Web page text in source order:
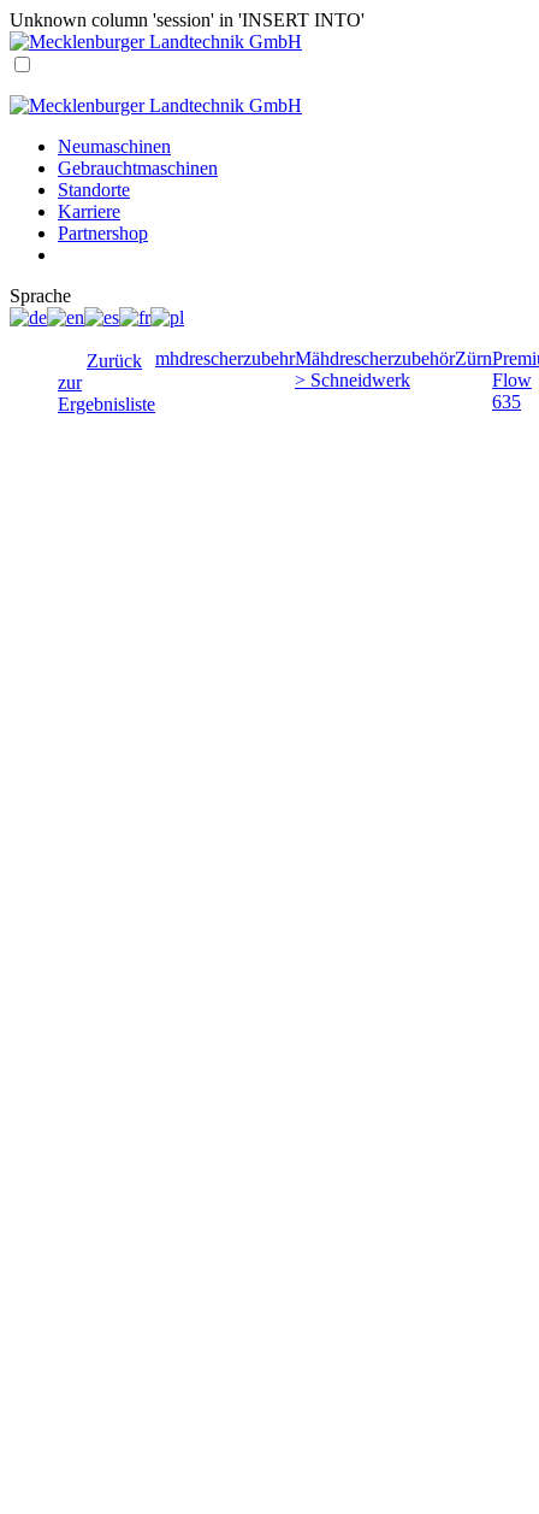
Unknown column 'session' in 'INSERT INTO'
Neumaschinen
Gebrauchtmaschinen
Standorte
Karriere
Partnershop
Sprache
Zurück
zur
Ergebnisliste
mhdrescherzubehrMähdrescherzubehör
> Schneidwerk
Zürn
Flow
635